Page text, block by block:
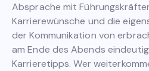
Absprache mit
Karrierewünsche und die
der Kommunikation von
am Ende des Abends
Karrieretipps. Wer